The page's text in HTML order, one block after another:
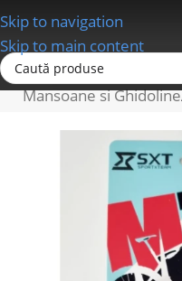
Skip to navigation
Skip to main content
Prima pagină
Mansoane si Ghidoline